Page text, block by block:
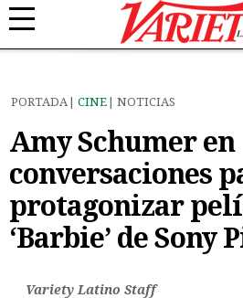
PORTADA CINE NOTICIAS
Amy Schumer en
conversaciones
protagonizar
‘Barbie’ de Sony
Variety Latino Staff